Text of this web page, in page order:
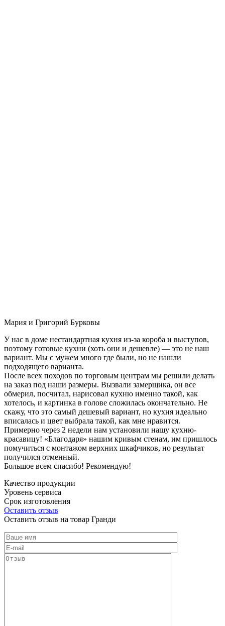
Мария и Григорий Бурковы
У нас в доме нестандартная кухня из-за короба и выступов,
поэтому готовые кухни (хоть они и дешевле) — это не наш
вариант. Мы с мужем много где были, но не нашли
подходящего варианта.
После всех походов по торговым центрам мы решили делать
на заказ под наши размеры. Вызвали замерщика, он все
обмерил, посчитал, нарисовал кухню именно такой, как
хотелось, и картинка в голове сложилась окончательно. Не
скажу, что это самый дешевый вариант, но кухня идеально
вписалась и цвет выбрала такой, как мне нравится.
Примерно через 2 недели нам установили нашу кухню-
красавицу! «Благодаря» нашим кривым стенам, им пришлось
помучиться с монтажом верхних шкафчиков, но результат
получился отменный.
Большое всем спасибо! Рекомендую!
Качество продукции
Уровень сервиса
Срок изготовления
Оставить отзыв
Оставить отзыв на товар Гранди